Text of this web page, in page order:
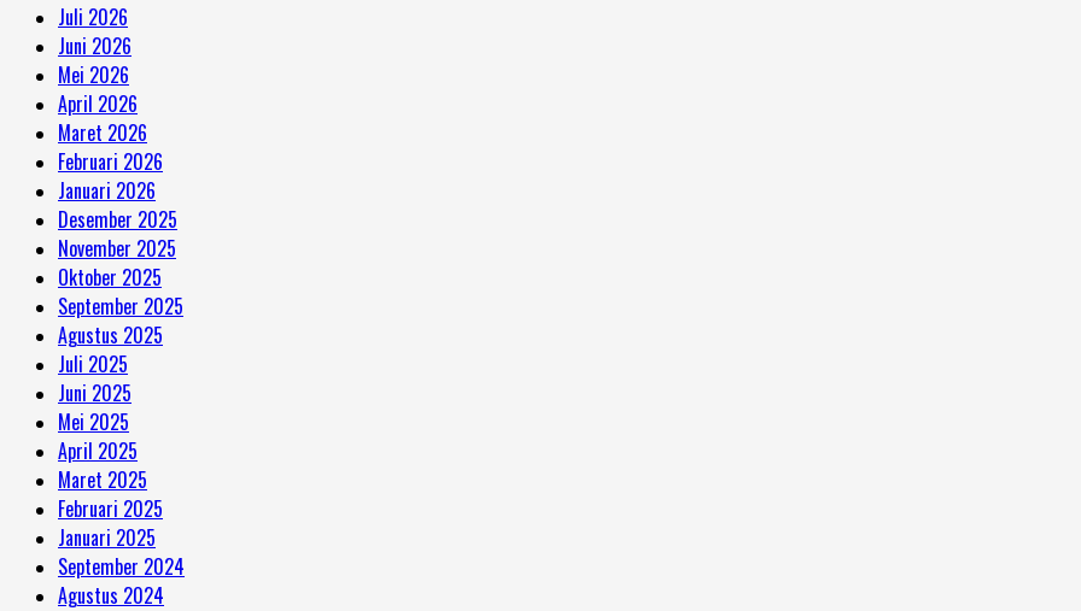
Juli 2026
Juni 2026
Mei 2026
April 2026
Maret 2026
Februari 2026
Januari 2026
Desember 2025
November 2025
Oktober 2025
September 2025
Agustus 2025
Juli 2025
Juni 2025
Mei 2025
April 2025
Maret 2025
Februari 2025
Januari 2025
September 2024
Agustus 2024